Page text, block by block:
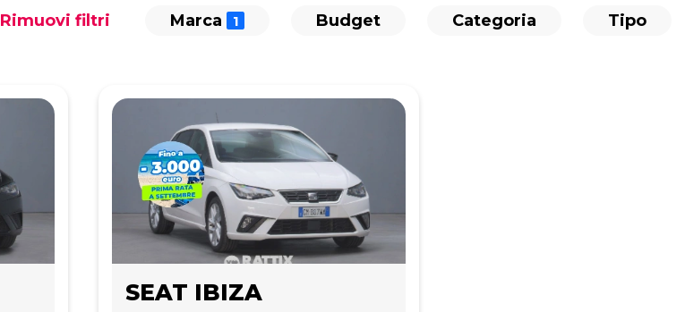
Rimuovi filtri Marca Budget Categoria Tipo
SEAT IBIZA